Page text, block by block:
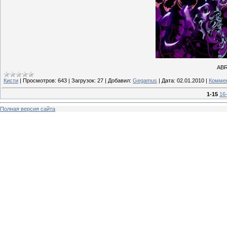
Кисти | Просмотров: 643 | Загрузок: 27 | Добавил: Gegamus | Дата: 02.01.2010 |
1-15
Полная версия сайта